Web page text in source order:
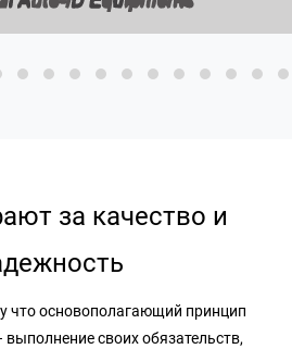
за качество и
что основополагающий принцип
выполнение своих обязательств,